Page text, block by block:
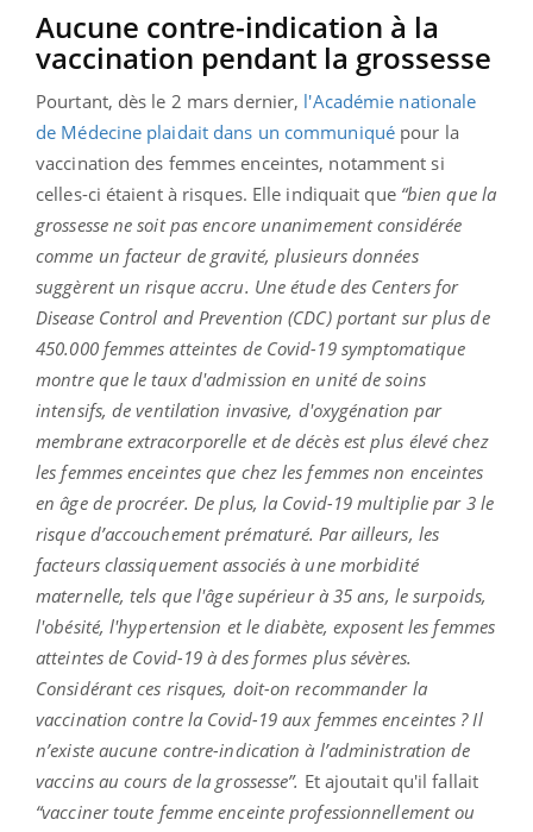
Aucune contre-indication à la
vaccination pendant la grossesse
Pourtant, dès le 2 mars dernier, l'Académie nationale
de Médecine plaidait dans un communiquépour la
vaccination des femmes enceintes, notamment si
celles-ci étaient à risques. Elle indiquait que “bien que la
grossesse ne soit pas encore unanimement considérée
comme un facteur de gravité, plusieurs données
suggèrent un risque accru. Une étude des Centers for
Disease Control and Prevention (CDC) portant sur plus de
450.000 femmes atteintes de Covid-19 symptomatique
montre que le taux d'admission en unité de soins
intensifs, de ventilation invasive, d'oxygénation par
membrane extracorporelle et de décès est plus élevé chez
les femmes enceintes que chez les femmes non enceintes
en âge de procréer. De plus, la Covid-19 multiplie par 3 le
risque d’accouchement prématuré. Par ailleurs, les
facteurs classiquement associés à une morbidité
maternelle, tels que l'âge supérieur à 35 ans, le surpoids,
l'obésité, l'hypertension et le diabète, exposent les femmes
atteintes de Covid-19 à des formes plus sévères.
Considérant ces risques, doit-on recommander la
vaccination contre la Covid-19 aux femmes enceintes ? Il
n’existe aucune contre-indication à l’administration de
vaccins au cours de la grossesse”. Et ajoutait qu'il fallait
“vacciner toute femme enceinte professionnellement ou